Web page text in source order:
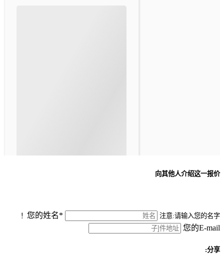
向其他人介绍这一报价
您的姓名* 注意:请输入您的名字！
您的E-mail
分享: